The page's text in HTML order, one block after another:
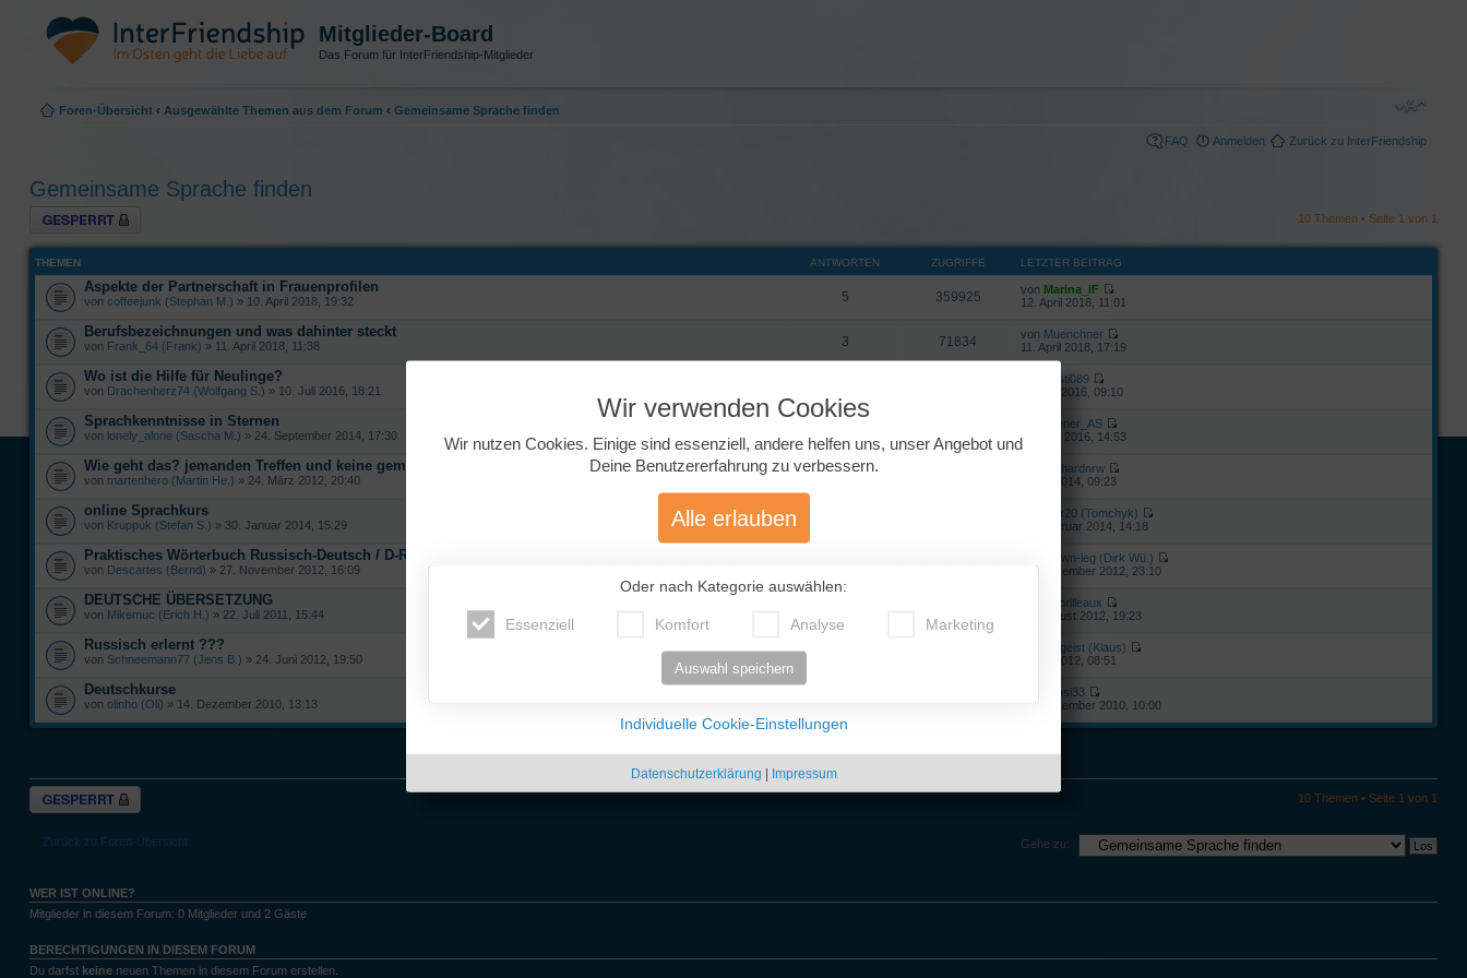
Mitglieder-Board
Das Forum für InterFriendship-Mitglieder
Foren-Übersicht ‹ Ausgewählte Themen aus dem Forum ‹ Gemeinsame Sprache finden
FAQ Anmelden Zurück zu InterFriendship
Gemeinsame Sprache finden
Forum gesperrt 10 Themen • Seite 1 von 1
THEMEN ANTWORTEN ZUGRIFFE LETZTER BEITRAG
Aspekte der Partnerschaft in Frauenprofilen
von coffeejunk (Stephan M.) » 10. April 2018, 19:32 5 359925 von Marina_IF
12. April 2018, 11:01
Berufsbezeichnungen und was dahinter steckt
von Frank_64 (Frank) » 11. April 2018, 11:38 3 71834 von Muenchner
11. April 2018, 17:19
Wo ist die Hilfe für Neulinge?
von Drachenherz74 (Wolfgang S.) » 10. Juli 2016, 18:21
Basti089
12. Juli 2016, 09:10
Sprachkenntnisse in Sternen
von lonely_alone (Sascha M.) » 24. September 2014, 17:30
Wiener_AS
11. Juni 2016, 14:53
Wie geht das? jemanden Treffen und keine gemeinsame Sprache
von martenhero (Martin He.) » 24. März 2012, 20:40 18
gerhardnrw
8. Juli 2014, 09:23
online Sprachkurs
von Kruppuk (Stefan S.) » 30. Januar 2014, 15:29
trex20 (Tomchyk)
25. Februar 2014, 14:18
Praktisches Wörterbuch Russisch-Deutsch / D-R
von Descartes (Bernd) » 27. November 2012, 16:09
brown-leg (Dirk Wü.)
27. November 2012, 23:10
DEUTSCHE ÜBERSETZUNG
von Mikemuc (Erich H.) » 22. Juli 2011, 15:44
von
leebrilleaux
20. August 2012, 19:23
Russisch erlernt ???
von Schneemann77 (Jens B.) » 24. Juni 2012, 19:50
von
freigeist (Klaus)
3. Juli 2012, 08:51
Deutschkurse
von olinho (Oli) » 14. Dezember 2010, 13:13
von
haasi33
30. Dezember 2010, 10:00
Forum gesperrt 10 Themen • Seite 1 von 1
Zurück zu Foren-Übersicht Gehe zu:
WER IST ONLINE?
Mitglieder in diesem Forum: 0 Mitglieder und 2 Gäste
BERECHTIGUNGEN IN DIESEM FORUM
Du darfst keine neuen Themen in diesem Forum erstellen.
Wir verwenden Cookies
Wir nutzen Cookies. Einige sind essenziell, andere helfen uns, unser Angebot und
Deine Benutzererfahrung zu verbessern.
Alle erlauben
Oder nach Kategorie auswählen:
Essenziell Komfort Analyse Marketing
Auswahl speichern
Individuelle Cookie-Einstellungen
Datenschutzerklärung | Impressum